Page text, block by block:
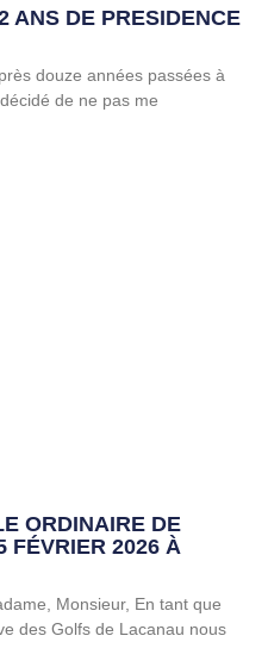
ANS DE PRESIDENCE
douze années passées à
de ne pas me
ORDINAIRE DE
FÉVRIER 2026 À
Monsieur, En tant que
des Golfs de Lacanau nous